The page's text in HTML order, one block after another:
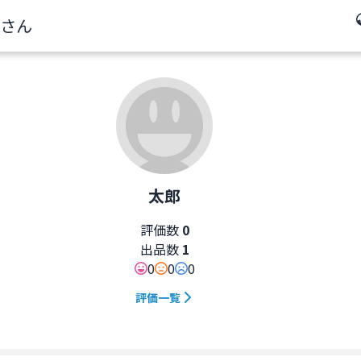
ん
太郎
評価数 0
出品数 1
0
0 0
評価一覧